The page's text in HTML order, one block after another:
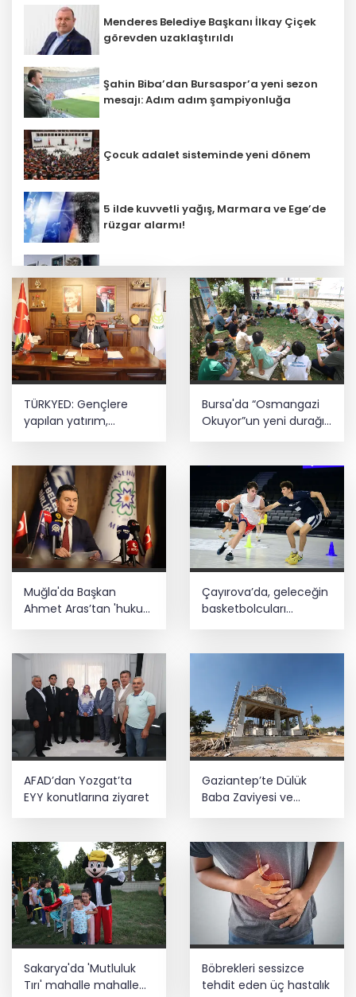
Menderes Belediye Başkanı İlkay Çiçek
görevden uzaklaştırıldı
Şahin Biba’dan Bursaspor’a yeni sezon
mesajı: Adım adım şampiyonluğa
Çocuk adalet sisteminde yeni dönem
5 ilde kuvvetli yağış, Marmara ve Ege’de
rüzgar alarmı!
Detaylar belli oldu
Üniversitelerde yeni dönem! Akademik
sahtekârlığa hapis, öğrencilere dönüş
yolu
Tercih döneminde kararsız kalan
gençlere bilimsel yol haritası... Halen
kararsızsanız bu testi çözün!
atama
TÜRKYED: Gençlere
yapılan yatırım,
Bursa'da “Osmangazi
Okuyor”un yeni durağı
Muğla'da Başkan
Ahmet Aras’tan 'hukuk
müşavirliği' açıklaması
Çayırova’da, geleceğin
basketbolcuları
seçmelerde ter döktü
AFAD’dan Yozgat’ta
EYY konutlarına ziyaret
Gaziantep’te Dülük
Baba Zaviyesi ve
Sakarya'da 'Mutluluk
Tırı' mahalle mahalle
Böbrekleri sessizce
tehdit eden üç hastalık